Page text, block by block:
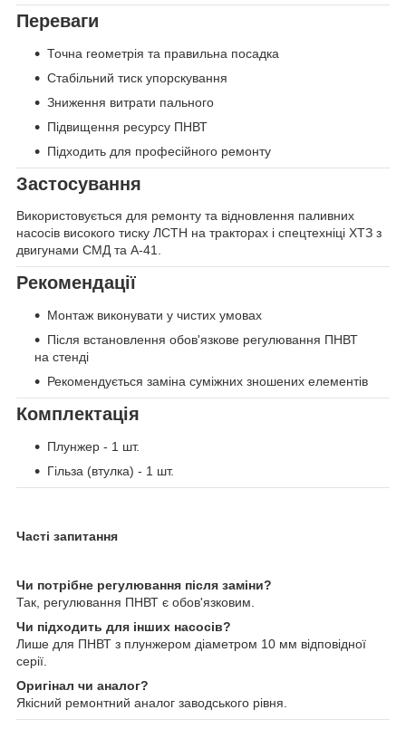
Переваги
Точна геометрія та правильна посадка
Стабільний тиск упорскування
Зниження витрати пального
Підвищення ресурсу ПНВТ
Підходить для професійного ремонту
Застосування
Використовується для ремонту та відновлення паливних
насосів високого тиску ЛСТН на тракторах і спецтехніці ХТЗ з
двигунами СМД та А-41.
Рекомендації
Монтаж виконувати у чистих умовах
Після встановлення обов'язкове регулювання ПНВТ
на стенді
Рекомендується заміна суміжних зношених елементів
Комплектація
Плунжер - 1 шт.
Гільза (втулка) - 1 шт.
Часті запитання
Чи потрібне регулювання після заміни?
Так, регулювання ПНВТ є обов'язковим.
Чи підходить для інших насосів?
Лише для ПНВТ з плунжером діаметром 10 мм відповідної
серії.
Оригінал чи аналог?
Якісний ремонтний аналог заводського рівня.